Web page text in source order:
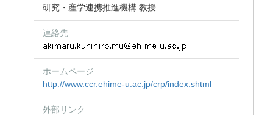
研究・産学連携推進機構 教授
連絡先
ホームページ
http://www.ccr.ehime-u.ac.jp/crp/index.shtml
外部リンク